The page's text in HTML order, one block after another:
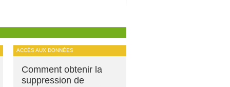
ACCÈS AUX DONNÉES
Comment obtenir la
suppression de